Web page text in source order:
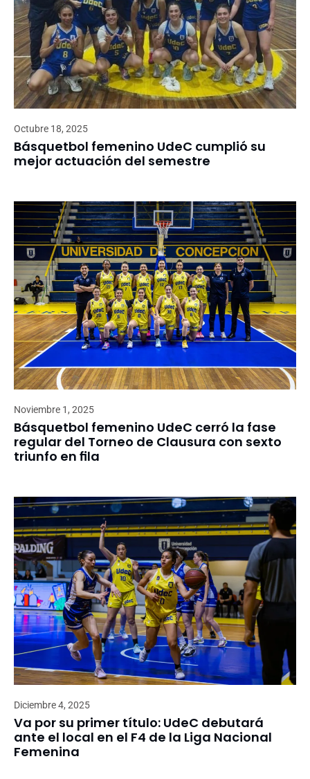
Octubre 18, 2025
Básquetbol femenino UdeC cumplió su
mejor actuación del semestr‏e
Noviembre 1, 2025
Básquetbol femenino UdeC cerró la fase
regular del Torneo de Clausura con sexto
triunfo en fila
Diciembre 4, 2025
Va por su primer título: UdeC debutará
ante el local en el F4 de la Liga Nacional
Femenina